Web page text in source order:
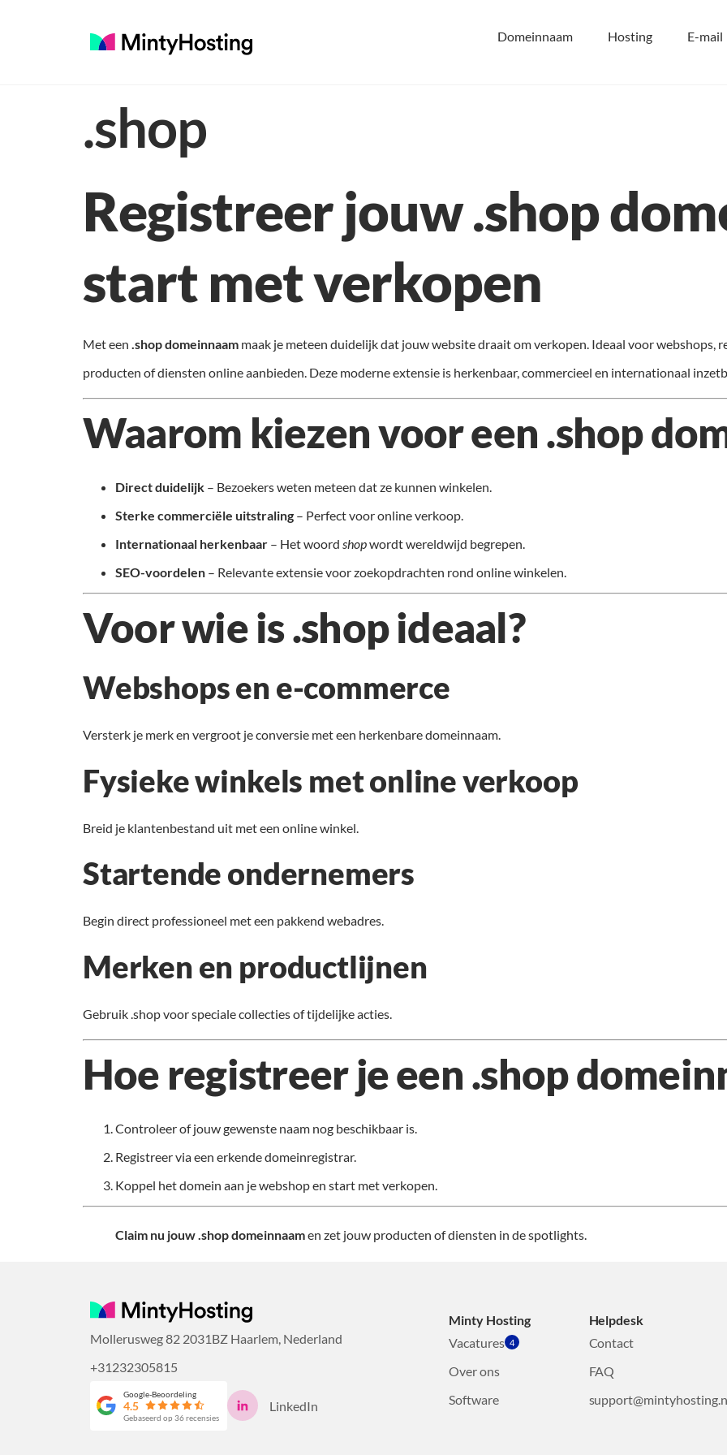
Domeinnaam Hosting E-mail
.shop
Registreer jouw .shop
start met verkopen
Met een .shop domeinnaammaak je meteen duidelijk dat jouw website draait om verkopen. Ideaal voor webshops,
producten of diensten online aanbieden. Deze moderne extensie is herkenbaar, commercieel en internationaal
Waarom kiezen voor een .shop
Direct duidelijk– Bezoekers weten meteen dat ze kunnen winkelen.
Sterke commerciële uitstraling– Perfect voor online verkoop.
Internationaal herkenbaar– Het woord shopwordt wereldwijd begrepen.
SEO-voordelen– Relevante extensie voor zoekopdrachten rond online winkelen.
Voor wie is .shop ideaal?
Webshops en e-commerce
Versterk je merk en vergroot je conversie met een herkenbare domeinnaam.
Fysieke winkels met online verkoop
Breid je klantenbestand uit met een online winkel.
Startende ondernemers
Begin direct professioneel met een pakkend webadres.
Merken en productlijnen
Gebruik .shop voor speciale collecties of tijdelijke acties.
Hoe registreer je een .shop
Controleer of jouw gewenste naam nog beschikbaar is.
Registreer via een erkende domeinregistrar.
Koppel het domein aan je webshop en start met verkopen.
Claim nu jouw .shop domeinnaamen zet jouw producten of diensten in de spotlights.
Mollerusweg 82 2031BZ Haarlem, Nederland
+31232305815
Google-Beoordeling
4.5
Gebaseerd op 36 recensies
LinkedIn
Minty Hosting
Vacatures 4
Over ons
Software
Helpdesk
Contact
FAQ